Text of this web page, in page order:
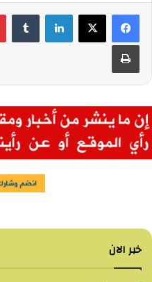
لينكدإن
طباعة
خبر الان